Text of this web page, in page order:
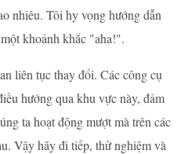
nhiêu. Tôi hy vọng hướng dẫn
khoảnh khắc "aha!".
liên tục thay đổi. Các công cụ
hướng qua khu vực này, đảm
ta hoạt động mượt mà trên các
Vậy hãy đi tiếp, thử nghiệm và